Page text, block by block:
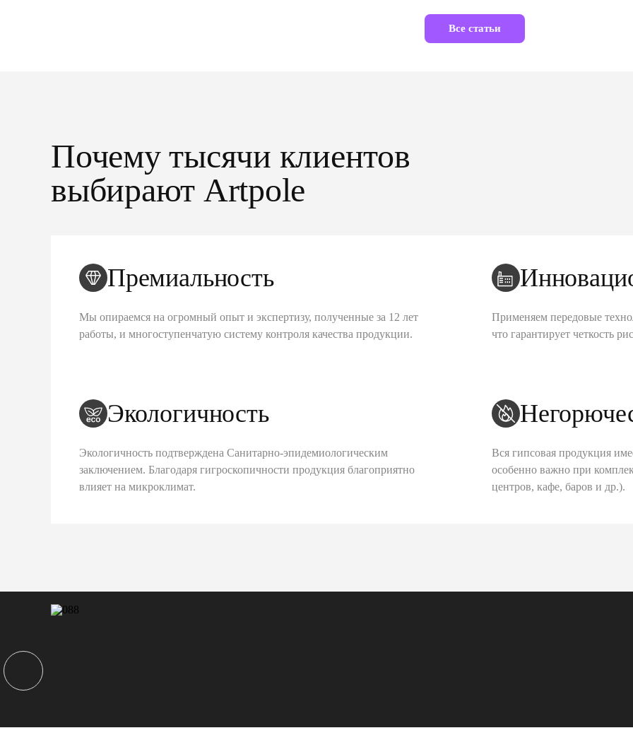
Все статьи
Почему тысячи клиентов
выбирают Artpole
Премиальность
Мы опираемся на огромный опыт и экспертизу, полученные за 12 лет
работы, и многоступенчатую систему контроля качества продукции.
Применяем передовые
что гарантирует четкость
Экологичность
Экологичность подтверждена Санитарно-эпидемиологическим
заключением. Благодаря гигроскопичности продукция благоприятно
влияет на микроклимат.
Вся гипсовая продукция
особенно важно при
центров, кафе, баров и др.).